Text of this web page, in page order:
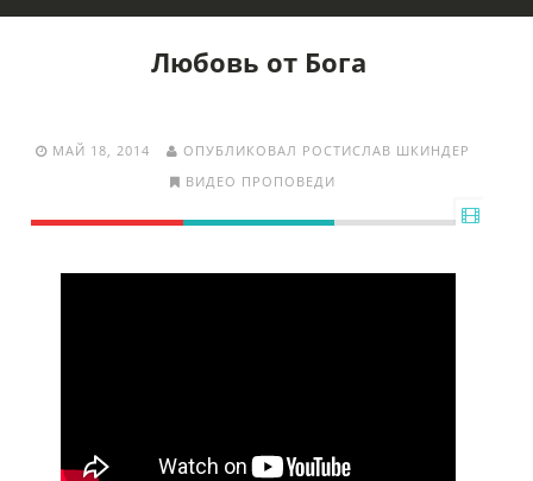
Любовь от Бога
МАЙ 18, 2014
ОПУБЛИКОВАЛ РОСТИСЛАВ ШКИНДЕР
ВИДЕО ПРОПОВЕДИ